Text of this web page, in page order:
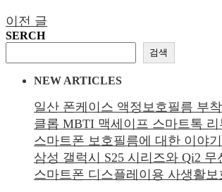
글
색
이전 글
SERCH
검색
NEW ARTICLES
일산 폰케이스 액정보호필름 부
클롭 MBTI 맥세이프 스마트톡 리
스마트폰 보호필름에 대한 이야
삼성 갤럭시 S25 시리즈와 Qi2 무
스마트폰 디스플레이용 사생활